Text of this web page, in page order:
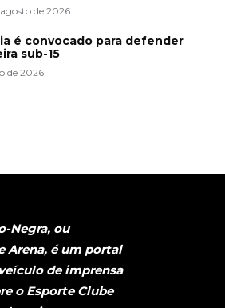
de 2026
é convocado para defender
sub-15
de 2026
Negra, ou
Arena, é um portal
de imprensa
o Esporte Clube